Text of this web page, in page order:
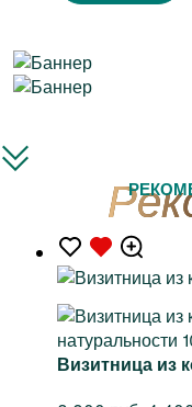
натуральности
Визитница из